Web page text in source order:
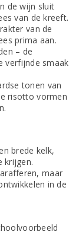
de wijn sluit
van de kreeft.
van de
prima aan.
– de
verfijnde smaak
tonen van
risotto vormen
brede kelk,
krijgen.
maar
in de